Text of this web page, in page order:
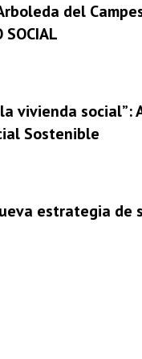
del
SOCIAL
vivienda social”:
Sostenible
estrategia de